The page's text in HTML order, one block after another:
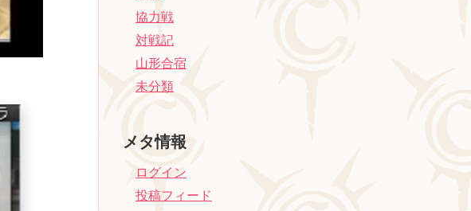
協力戦
対戦記
山形合宿
未分類
メタ情報
ログイン
投稿フィード